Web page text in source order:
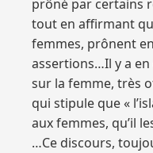
prôné par certains
tout en affirmant
femmes, prônent
assertions…Il y a
sur la femme, très
qui stipule que «
aux femmes, qu’il
…Ce discours,